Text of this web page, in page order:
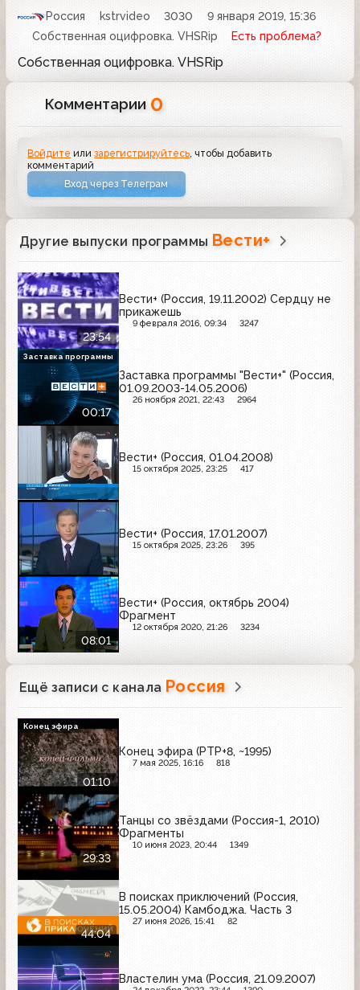
Россия kstrvideo 3030
9 января 2019, 15:36
Собственная оцифровка. VHSRip
Есть проблема?
Собственная оцифровка. VHSRip
Комментарии 0
Войдите илизарегистрируйтесь , чтобы добавить
комментарий
Вход через Телеграм
Другие выпуски программы Вести+
23:54
Вести+ (Россия, 19.11.2002) Сердцу не
прикажешь
9 февраля 2016, 09:34 3247
00:17
Заставка программы "Вести+" (Россия,
01.09.2003-14.05.2006)
26 ноября 2021, 22:43 2964
Заставка программы
Вести+ (Россия, 01.04.2008)
15 октября 2025, 23:25 417
Вести+ (Россия, 17.01.2007)
15 октября 2025, 23:26 395
08:01
Вести+ (Россия, октябрь 2004)
Фрагмент
12 октября 2020, 21:26 3234
Ещё записи с канала Россия
01:10
Конец эфира (РТР+8, ~1995)
7 мая 2025, 16:16 818
Конец эфира
29:33
Танцы со звёздами (Россия-1, 2010)
Фрагменты
10 июня 2023, 20:44 1349
44:04
В поисках приключений (Россия,
15.05.2004) Камбоджа. Часть 3
27 июня 2026, 15:41 82
Властелин ума (Россия, 21.09.2007)